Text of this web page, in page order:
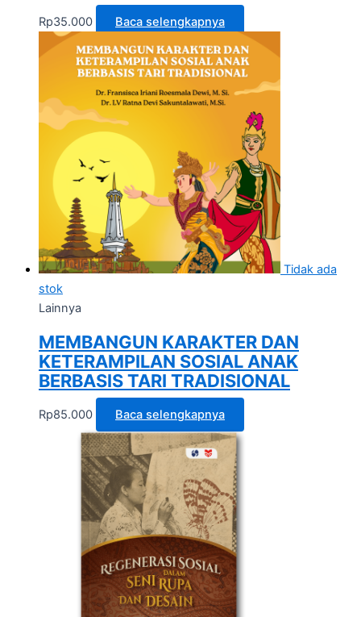
Rp35.000 Baca selengkapnya
Tidak ada
stok
Lainnya
MEMBANGUN KARAKTER DAN
KETERAMPILAN SOSIAL ANAK
BERBASIS TARI TRADISIONAL
Rp85.000 Baca selengkapnya